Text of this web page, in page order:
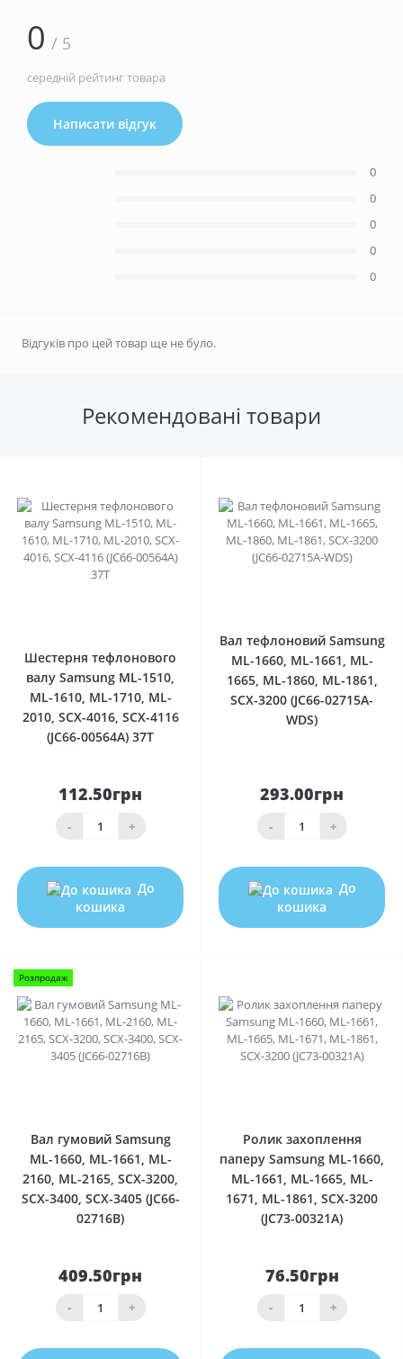
0 / 5
середній рейтинг товара
Написати відгук
0
0
0
0
0
Відгуків про цей товар ще не було.
Рекомендовані товари
Шестерня тефлонового
валу Samsung ML-1510,
ML-1610, ML-1710, ML-
2010, SCX-4016, SCX-4116
(JC66-00564A) 37T
112.50грн
- +
До
кошика
Вал тефлоновий Samsung
ML-1660, ML-1661, ML-
1665, ML-1860, ML-1861,
SCX-3200 (JC66-02715A-
WDS)
293.00грн
- +
До
кошика
Розпродаж
Вал гумовий Samsung
ML-1660, ML-1661, ML-
2160, ML-2165, SCX-3200,
SCX-3400, SCX-3405 (JC66-
02716B)
409.50грн
- +
Ролик захоплення
паперу Samsung ML-1660,
ML-1661, ML-1665, ML-
1671, ML-1861, SCX-3200
(JC73-00321A)
76.50грн
- +